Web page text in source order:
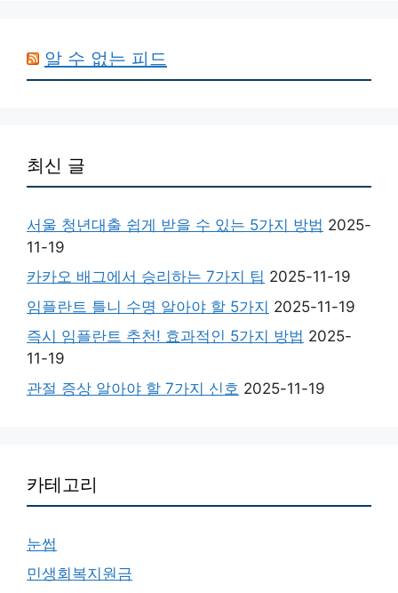
알 수 없는 피드
최신 글
서울 청년대출 쉽게 받을 수 있는 5가지 방법 2025-
11-19
카카오 배그에서 승리하는 7가지 팁 2025-11-19
임플란트 틀니 수명 알아야 할 5가지 2025-11-19
즉시 임플란트 추천! 효과적인 5가지 방법 2025-
11-19
관절 증상 알아야 할 7가지 신호 2025-11-19
카테고리
눈썹
민생회복지원금